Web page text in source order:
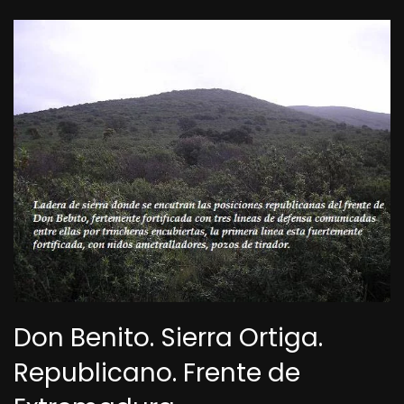
Don Benito. Sierra Ortiga.
Republicano. Frente de